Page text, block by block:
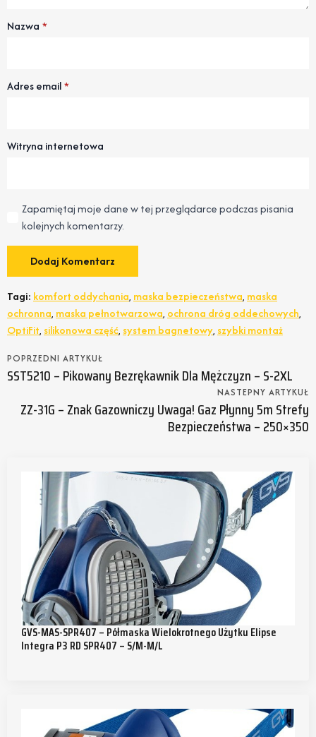
Nazwa *
Adres email*
Witryna internetowa
Zapamiętaj moje dane w tej przeglądarce podczas pisania
kolejnych komentarzy.
Tagi: komfort oddychania, maska bezpieczeństwa, maska
ochronna, maska pełnotwarzowa, ochrona dróg oddechowych,
OptiFit, silikonowa część, system bagnetowy, szybki montaż
POPRZEDNI ARTYKUŁ
SST5210 – Pikowany Bezrękawnik Dla Mężczyzn – S-2XL
NASTEPNY ARTYKUŁ
ZZ-31G – Znak Gazowniczy Uwaga! Gaz Płynny 5m Strefy
Bezpieczeństwa – 250×350
GVS-MAS-SPR407 – Półmaska Wielokrotnego Użytku Elipse
Integra P3 RD SPR407 – S/M-M/L